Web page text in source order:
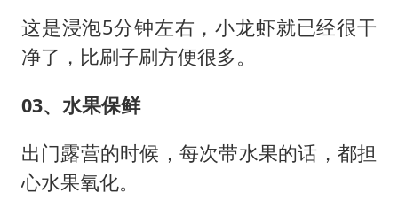
这是浸泡5分钟左右，小龙虾就已经很干
净了，比刷子刷方便很多。
03、水果保鲜
出门露营的时候，每次带水果的话，都担
心水果氧化。